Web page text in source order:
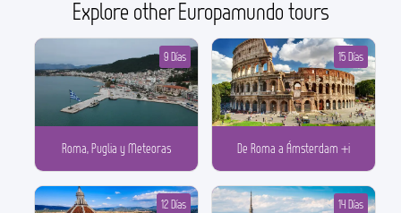
Explore other Europamundo tours
Roma, Puglia y Meteoras
9 Días
De Roma a Ámsterdam +i
15 Días
12 Días 14 Días